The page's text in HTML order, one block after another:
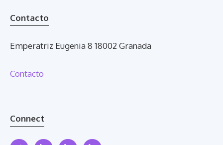
Contacto
Emperatriz Eugenia 8 18002 Granada
Contacto
Connect